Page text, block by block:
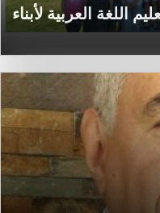
اللغة العربية لأبناء